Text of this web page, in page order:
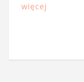
więcej